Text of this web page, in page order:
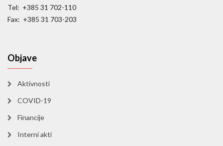
Tel: +385 31 702-110
Fax: +385 31 703-203
Objave
Aktivnosti
COVID-19
Financije
Interni akti